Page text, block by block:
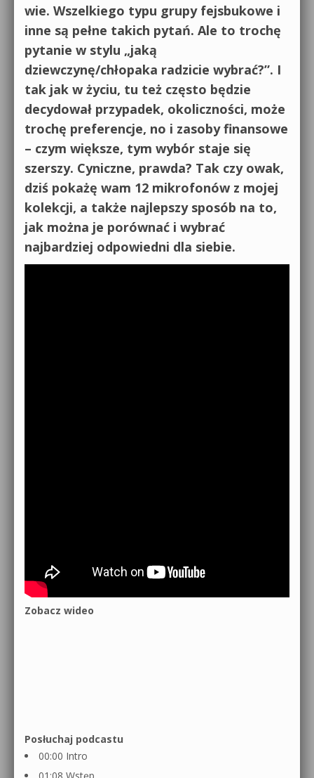
wie. Wszelkiego typu grupy fejsbukowe i
inne są pełne takich pytań. Ale to trochę
pytanie w stylu „jaką
dziewczynę/chłopaka radzicie wybrać?”. I
tak jak w życiu, tu też często będzie
decydował przypadek, okoliczności, może
trochę preferencje, no i zasoby finansowe
– czym większe, tym wybór staje się
szerszy. Cyniczne, prawda? Tak czy owak,
dziś pokażę wam 12 mikrofonów z mojej
kolekcji, a także najlepszy sposób na to,
jak można je porównać i wybrać
najbardziej odpowiedni dla siebie.
Zobacz wideo
Posłuchaj podcastu
00:00 Intro